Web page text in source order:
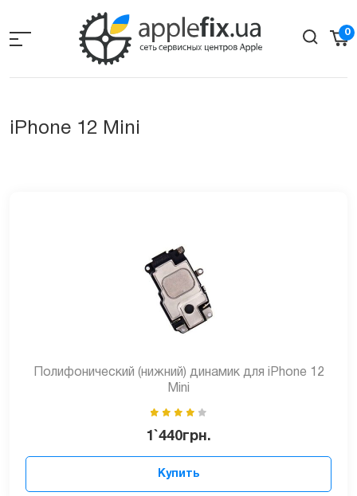
the
0
iPhone 12 Mini
Полифонический (нижний) динамик для iPhone 12
Mini
1`440грн.
Купить